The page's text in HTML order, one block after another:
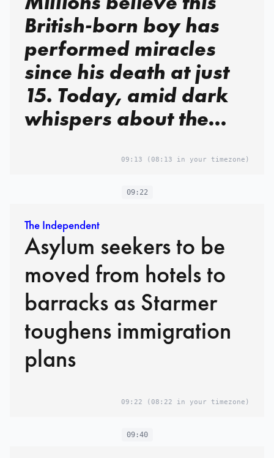
British-born boy has
performed miracles
since his death at just
15. Today, amid dark
whispers about the
intentions, Carlo Acutis
will be anointed a saint
09:13 (08:13 in your timezone)
09:22
The Independent
Asylum seekers to be
moved from hotels to
barracks as Starmer
toughens immigration
plans
09:22 (08:22 in your timezone)
09:40